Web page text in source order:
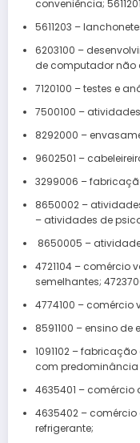
conveniência;
5611203 –
6203100 –
de computador não
7120100 – testes e
7500100 –
8292000 –
9602501 –
3299006 –
8650002 –
– atividades de
8650005 –
4721104 – comércio
semelhantes;
4774100 – comércio
8591100 – ensino de
1091102 –
com
4635401 –
4635402 –
refrigerante;